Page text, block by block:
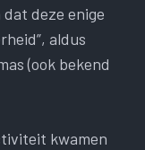
deze enige
aldus
(ook bekend
kwamen